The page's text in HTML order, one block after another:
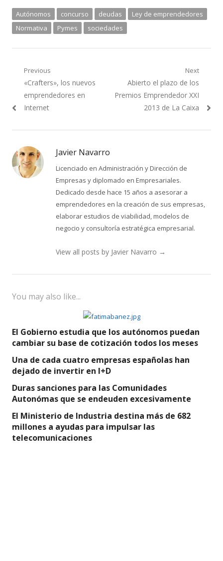
Autónomos concurso deudas
Ley de emprendedores
Normativa
Pymes sociedades
Navegación
de
entradas
Previous
Previous
post:
«Crafters», los nuevos
emprendedores en
Internet
Next
Next
post:
Abierto el plazo de los
Premios Emprendedor XXI
2013 de La Caixa
Javier Navarro
Licenciado en Administración y Dirección de
Empresas y diplomado en Empresariales.
Dedicado desde hace 15 años a asesorar a
emprendedores en la creación de sus empresas,
elaborar estudios de viabilidad, modelos de
negocio y consultoría estratégica empresarial.
View all posts by Javier Navarro →
You may also like...
El Gobierno estudia que los autónomos puedan
cambiar su base de cotización todos los meses
Una de cada cuatro empresas españolas han
dejado de invertir en I+D
Duras sanciones para las Comunidades
Autonómas que se endeuden excesivamente
El Ministerio de Industria destina más de 682
millones a ayudas para impulsar las
telecomunicaciones